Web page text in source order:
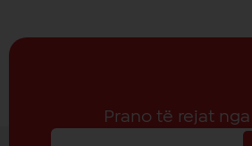
Prano të rejat nga